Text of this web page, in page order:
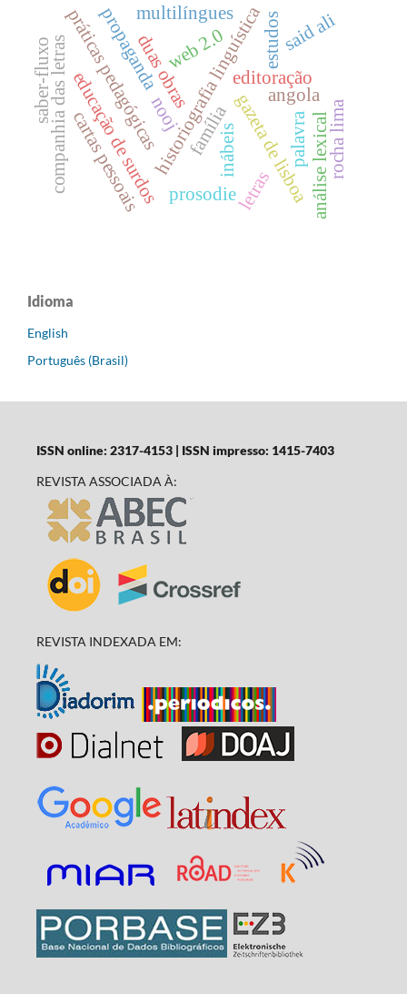
historiografia linguística
noojfamília
educação de surdos
práticas pedagógicasduas obras editoração
companhia das letras gazeta de lisboaanálise lexical
cartas pessoais inábeis
prosodie
propaganda
angola
letras
web 2.0
saber-fluxo estudos
multilíngues said ali
palavra rocha lima
Idioma
English
Português (Brasil)
ISSN online: 2317-4153 | ISSN impresso: 1415-7403
REVISTA ASSOCIADA À:
REVISTA INDEXADA EM: